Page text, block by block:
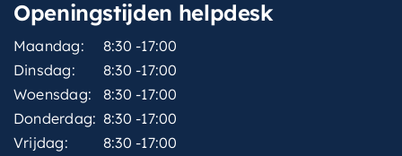
Openingstijden helpdesk
Maandag:
8:30 -17:00
Dinsdag:
8:30 -17:00
Woensdag:
8:30 -17:00
Donderdag: 8:30 -17:00
Vrijdag:
8:30 -17:00